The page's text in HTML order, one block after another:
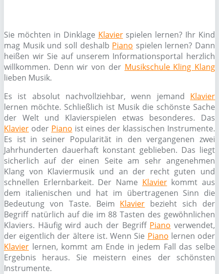
Sie möchten in Dinklage Klavierspielen lernen? Ihr Kind
mag Musik und soll deshalb Piano spielen lernen? Dann
heißen wir Sie auf unserem Informationsportal herzlich
willkommen. Denn wir von der Musikschule Kling Klang
lieben Musik.
Es ist absolut nachvollziehbar, wenn jemand Klavier
lernen möchte. Schließlich ist Musik die schönste Sache
der Welt und Klavierspielen etwas besonderes. Das
Klavier oder Piano ist eines der klassischen Instrumente.
Es ist in seiner Popularität in den vergangenen zwei
Jahrhunderten dauerhaft konstant geblieben. Das liegt
sicherlich auf der einen Seite am sehr angenehmen
Klang von Klaviermusik und an der recht guten und
schnellen Erlernbarkeit. Der Name Klavierkommt aus
dem italienischen und hat im übertragenen Sinn die
Bedeutung von Taste. Beim Klavier bezieht sich der
Begriff natürlich auf die im 88 Tasten des gewöhnlichen
Klaviers. Häufig wird auch der Begriff Piano verwendet,
der eigentlich der ältere ist. Wenn Sie Piano lernen oder
Klavier lernen, kommt am Ende in jedem Fall das selbe
Ergebnis heraus. Sie meistern eines der schönsten
Instrumente.